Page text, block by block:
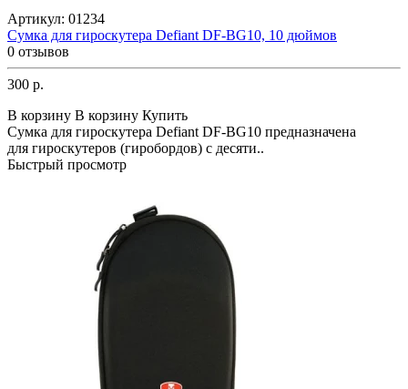
Артикул: 01234
Сумка для гироскутера Defiant DF-BG10, 10 дюймов
0 отзывов
300 р.
В корзину В корзину Купить
Сумка для гироскутера Defiant DF-BG10 предназначена
для гироскутеров (гиробордов) с десяти..
Быстрый просмотр